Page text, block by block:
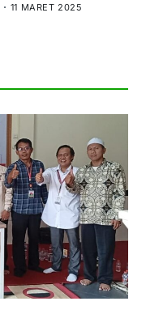
11 MARET 2025